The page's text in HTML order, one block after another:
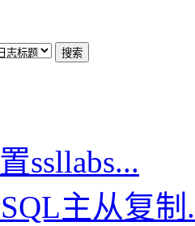
ssllabs...
主从复制